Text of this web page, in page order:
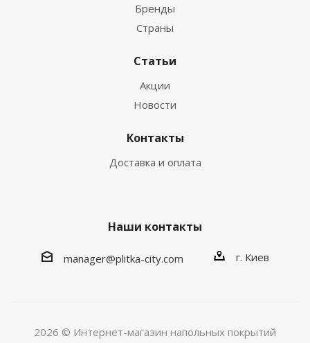
Бренды
Страны
Статьи
Акции
Новости
Контакты
Доставка и оплата
Наши контакты
manager@plitka-city.com г. Киев
2026 © Интернет-магазин напольных покрытий